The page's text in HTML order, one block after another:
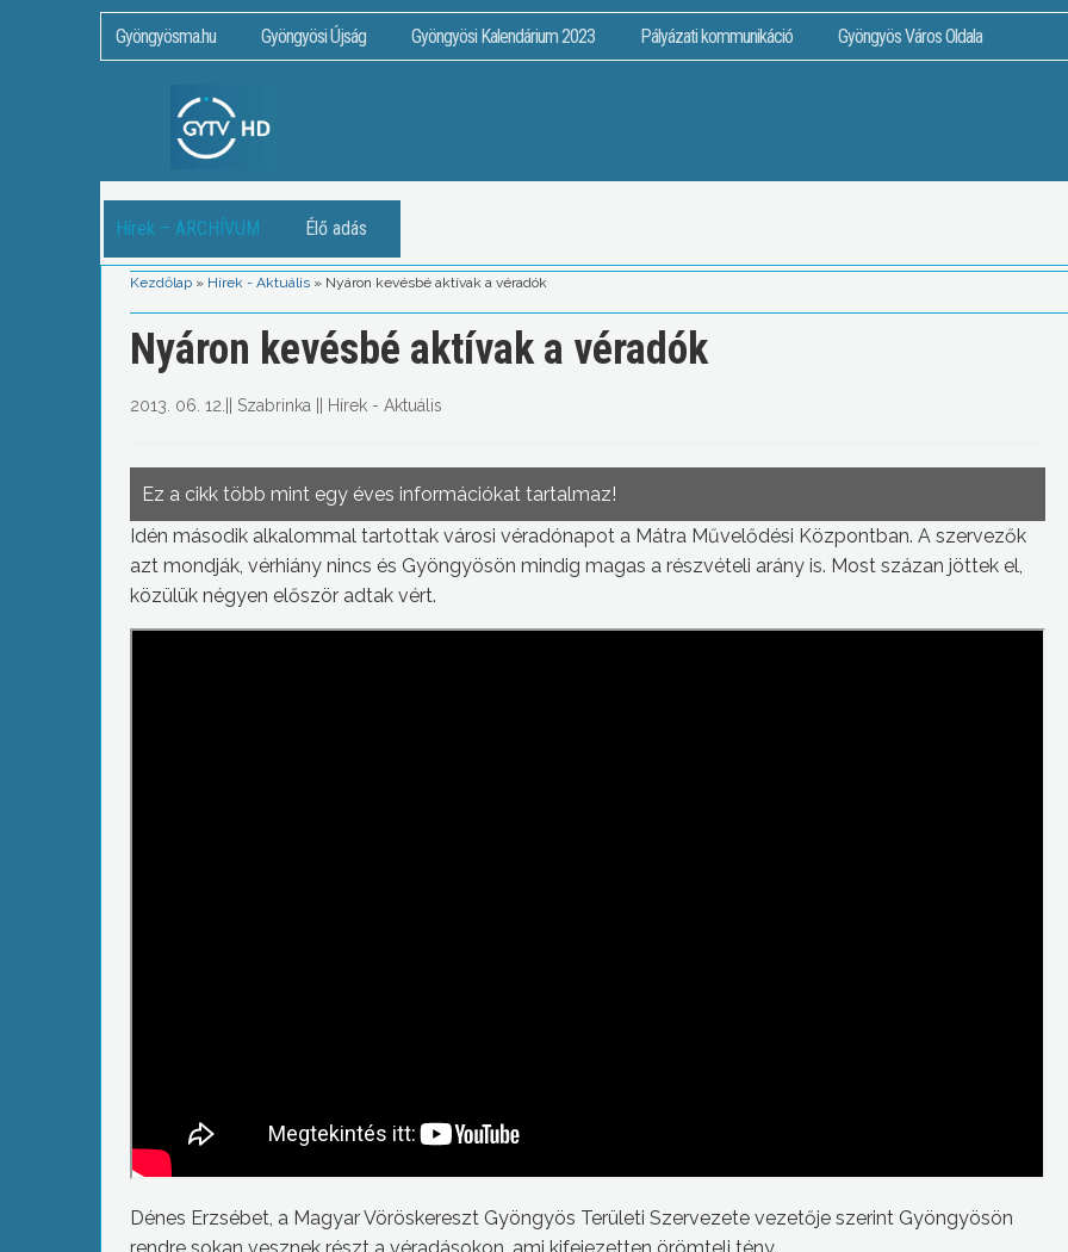
Gyöngyösma.hu Gyöngyösi Újság Gyöngyösi Kalendárium 2023 Pályázati kommunikáció Gyöngyös Város Oldala
Hírek – ARCHÍVUM Élő adás
Kezdőlap » Hírek - Aktuális » Nyáron kevésbé aktívak a véradók
Nyáron kevésbé aktívak a véradók
2013. 06. 12. Szabrinka Hírek - Aktuális
Ez a cikk több mint egy éves információkat tartalmaz!
Idén második alkalommal tartottak városi véradónapot a Mátra Művelődési Központban. A szervezők
azt mondják, vérhiány nincs és Gyöngyösön mindig magas a részvételi arány is. Most százan jöttek el,
közülük négyen először adtak vért.
Dénes Erzsébet, a Magyar Vöröskereszt Gyöngyös Területi Szervezete vezetője szerint Gyöngyösön